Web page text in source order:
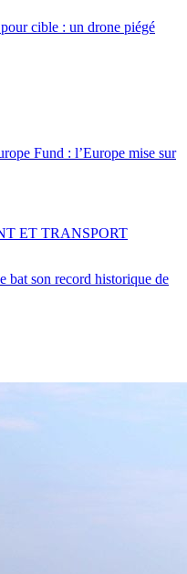
cible : un drone piégé
Fund : l’Europe mise sur
bat son record historique de
ET TRANSPORT